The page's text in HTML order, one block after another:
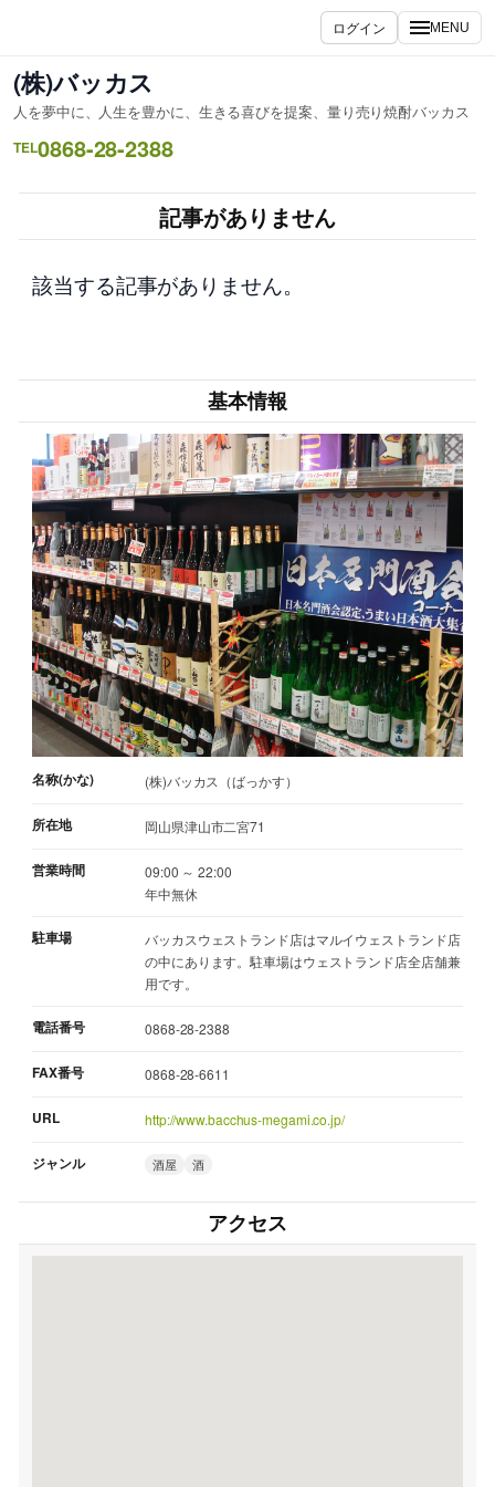
を
ス
キ
ッ
ログイン MENU
(株)バッカス
人を夢中に、人生を豊かに、生きる喜びを提案、量り売り焼酎バッカス
TEL0868-28-2388
記事がありません
該当する記事がありません。
基本情報
名称(かな) (株)バッカス（ばっかす）
所在地 岡山県津山市二宮71
営業時間
09:00 ～ 22:00
年中無休
駐車場
バッカスウェストランド店はマルイウェストランド店
の中にあります。駐車場はウェストランド店全店舗兼
用です。
電話番号 0868-28-2388
FAX番号 0868-28-6611
URL http://www.bacchus-megami.co.jp/
ジャンル 酒屋 酒
アクセス